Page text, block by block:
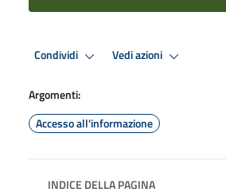
Condividi Vedi azioni
Argomenti:
Accesso all'informazione
INDICE DELLA PAGINA